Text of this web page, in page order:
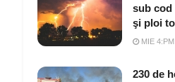
sub cod
şi ploi
MIE 4:PM
230 de